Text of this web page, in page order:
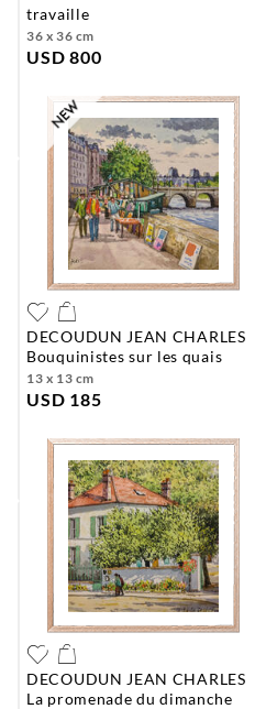
travaille
36 x 36 cm
USD 800
DECOUDUN JEAN CHARLES
bouquinistes sur les quais
13 x 13 cm
USD 185
DECOUDUN JEAN CHARLES
la promenade du dimanche